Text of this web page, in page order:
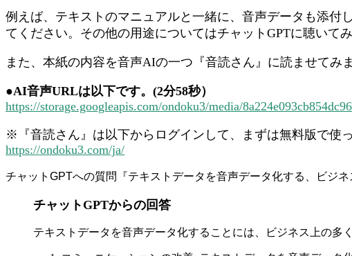
例えば、テキストのマニュアルと一緒に、音声データも添付
てください。その他の用途についてはチャットGPTに聴いてみ
また、本紙の内容を音声AIの一つ『音読さん』に読ませてみ
●AI音声URLは以下です。(2分58秒）
https://storage.googleapis.com/ondoku3/media/
※『音読さん』は以下からログインして、まずは無料版で使
https://ondoku3.com/ja/
チャットGPTへの質問『テキストデータを音声データ化する、ビジ
チャットGPTからの回答
テキストデータを音声データ化することには、ビジネス上の多